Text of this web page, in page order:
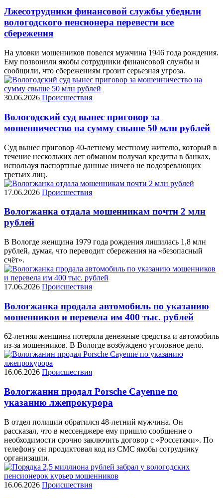
Лжесотрудники финансовой службы убедили
вологодского пенсионера перевести все
сбережения
На уловки мошенников повелся мужчина 1946 года рождения.
Ему позвонили якобы сотрудники финансовой службы и
сообщили, что сбережениям грозит серьезная угроза.
30.06.2026 Происшествия
Вологодский суд вынес приговор за
мошенничество на сумму свыше 50 млн рублей
Суд вынес приговор 40-летнему местному жителю, который в
течение нескольких лет обманом получал кредиты в банках,
используя паспортные данные ничего не подозревающих
третьих лиц.
17.06.2026 Происшествия
Вологжанка отдала мошенникам почти 2 млн
рублей
В Вологде женщина 1979 года рождения лишилась 1,8 млн
рублей, думая, что переводит сбережения на «безопасный
счёт».
17.06.2026 Происшествия
Вологжанка продала автомобиль по указанию
мошенников и перевела им 400 тыс. рублей
62-летняя женщина потеряла денежные средства и автомобиль
из-за мошенников. В Вологде возбуждено уголовное дело.
16.06.2026 Происшествия
Вологжанин продал Porsche Cayenne по
указанию лжепрокурора
В отдел полиции обратился 48-летний мужчина. Он
рассказал, что в мессенджере ему пришло сообщение о
необходимости срочно заключить договор с «Россетями». По
телефону он продиктовал код из СМС якобы сотруднику
организации.
16.06.2026 Происшествия